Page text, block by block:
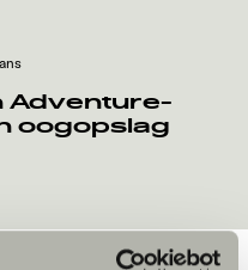
Adventure-
oogopslag